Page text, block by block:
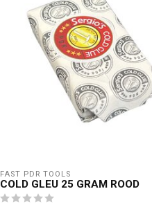
FAST PDR TOOLS
COLD GLEU 25 GRAM ROOD